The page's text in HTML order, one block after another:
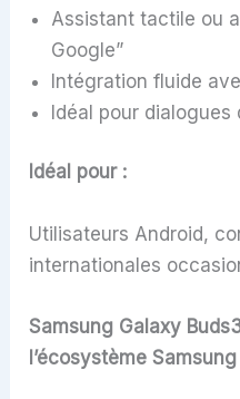
Assistant tactile ou
Google”
Intégration fluide
Idéal pour
Idéal pour :
Utilisateurs Android,
internationales
Samsung Galaxy
l’écosystème Samsung